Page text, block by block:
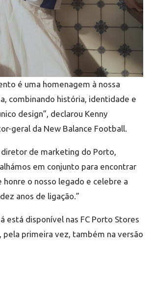
é uma homenagem à nossa
combinando história, identidade e
design”, declarou Kenny
geral da New Balance Football.
de marketing do Porto,
em conjunto para encontrar
honre o nosso legado e celebre a
anos de ligação.”
está disponível nas FC Porto Stores
pela primeira vez, também na versão